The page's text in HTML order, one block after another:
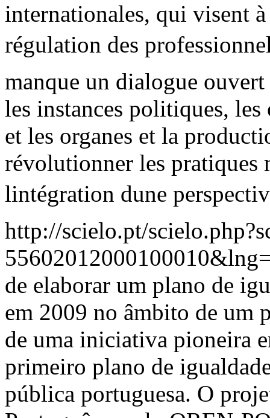
internationales, qui visent
régulation des
manque un dialogue
les instances politiques,
et les organes et la
révolutionner les pratiques
lintégration dune
http://scielo.pt/
de elaborar um plano de
em 2009 no âmbito de um
de uma iniciativa pioneira
primeiro plano de
pública portuguesa. O